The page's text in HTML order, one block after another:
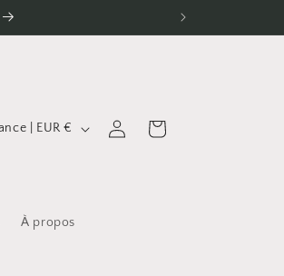
À propos
France | EUR € Connexion Panier